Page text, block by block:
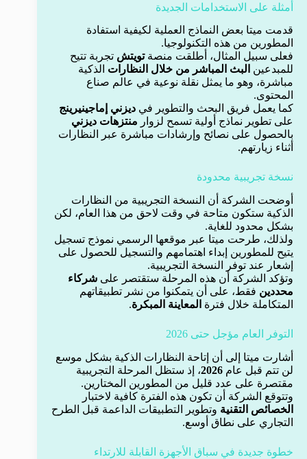
أمثلة على الاستخدامات الجديدة
قدمت ميتا بعض النماذج العملية لكيفية استفادة
المطورين من هذه التكنولوجيا.
فعلى سبيل المثال، أطلقت منصةتويتش تجربة تتيح
للمبدعين البث المباشر من خلال النظارات الذكية
مباشرة، وهو ما يمثل نقلة نوعية في عالم صناع
المحتوى.
كما يعمل فريق البحث والتطوير في ديزني إماجينيرينج
على تطوير نماذج أولية تسمح لزوار منتزهات ديزني
بالحصول على نصائح وإرشادات مباشرة عبر النظارات
أثناء زيارتهم.
نسخة تجريبية محدودة
أوضحت الشركة أن النسخة التجريبية من النظارات
الذكية ستكون متاحة في وقت لاحق من هذا العام، لكن
بشكل محدود للغاية.
ولذلك، طرحت ميتا عبر موقعها الرسمي نموذج تسجيل
يتيح للمطورين إبداء اهتمامهم والتسجيل للحصول على
إشعار عند توفر النسخة التجريبية.
وتؤكد الشركة أن هذه المرحلة ستقتصر على شركاء
محددين فقط، على أن يتمكنوا من نشر تطبيقاتهم
المتكاملة خلال فترة المعاينة المبكرة.
التوفر العام مؤجل حتى 2026
أشارت ميتا إلى أن إتاحة النظارات الذكية بشكل موسع
لن تتم قبل عام 2026، إذ ستظل المرحلة التجريبية
مقتصرة على عدد قليل من المطورين المختارين.
وتتوقع الشركة أن تكون هذه الفترة كافية لاختبار
الخصائص التقنية وتطوير التطبيقات الداعمة قبل الطرح
التجاري على نطاق أوسع.
خطوة جديدة في سباق الأجهزة القابلة للارتداء